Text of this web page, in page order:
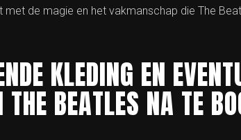
de magie en het vakmanschap die The
KLEDING EN
BEATLES NA TE